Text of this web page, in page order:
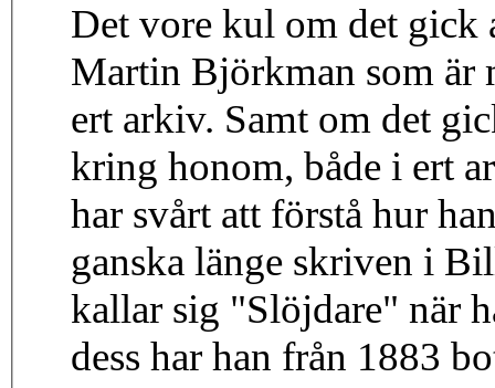
Det vore kul om det gick
Martin Björkman som är
ert arkiv. Samt om det
kring honom, både i ert
har svårt att förstå hur
ganska länge skriven i
kallar sig "Slöjdare" när
dess har han från 1883